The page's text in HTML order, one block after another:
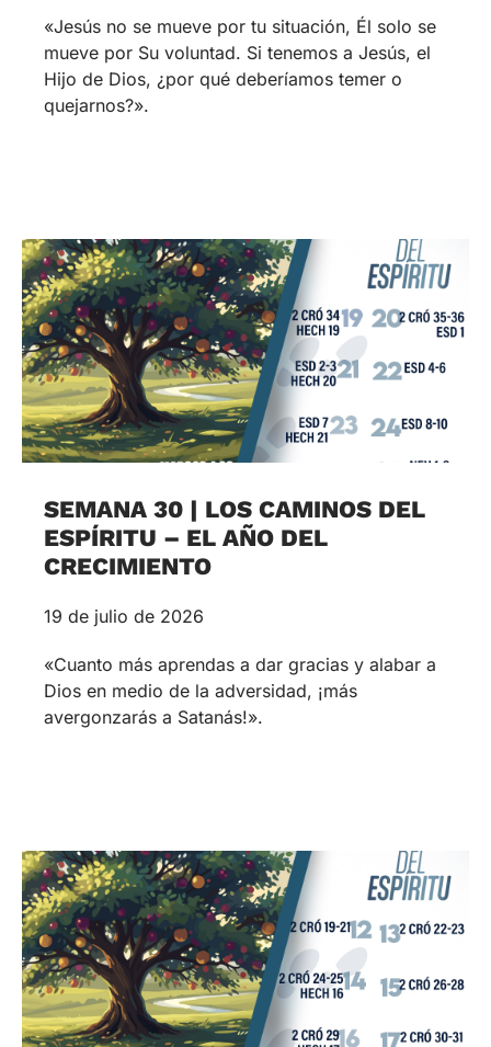
«Jesús no se mueve por tu situación, Él solo se
mueve por Su voluntad. Si tenemos a Jesús, el
Hijo de Dios, ¿por qué deberíamos temer o
quejarnos?».
SEMANA 30 | LOS CAMINOS DEL
ESPÍRITU – EL AÑO DEL
CRECIMIENTO
19 de julio de 2026
«Cuanto más aprendas a dar gracias y alabar a
Dios en medio de la adversidad, ¡más
avergonzarás a Satanás!».